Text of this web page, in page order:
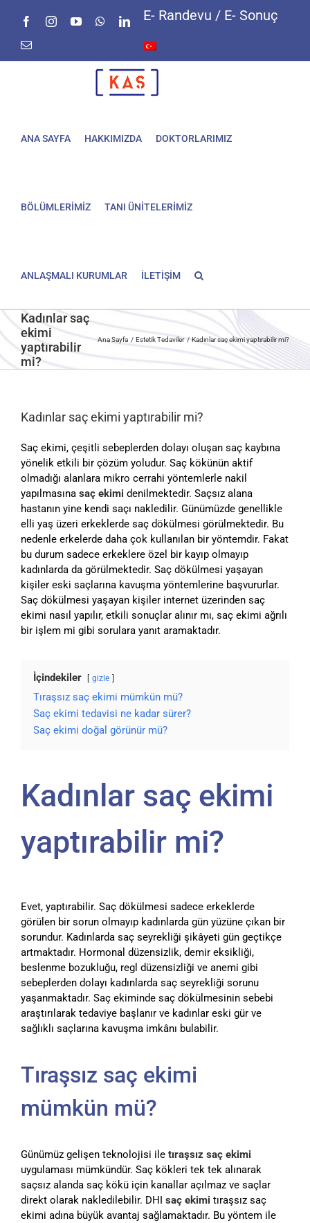
FacebookInstagramYouTubeWhatsAppLinkedIn
E-
E- Randevu / E- Sonuç
ANA SAYFA HAKKIMIZDA DOKTORLARIMIZ
BÖLÜMLERİMİZ TANI ÜNİTELERİMİZ
ANLAŞMALI KURUMLAR İLETİŞİM
Kadınlar saç
ekimi
yaptırabilir
mi?
Ana Sayfa Estetik Tedaviler Kadınlar saç ekimi yaptırabilir mi?
Kadınlar saç ekimi yaptırabilir mi?
Saç ekimi, çeşitli sebeplerden dolayı oluşan saç kaybına
yönelik etkili bir çözüm yoludur. Saç kökünün aktif
olmadığı alanlara mikro cerrahi yöntemlerle nakil
yapılmasına saç ekimi denilmektedir. Saçsız alana
hastanın yine kendi saçı nakledilir. Günümüzde genellikle
elli yaş üzeri erkeklerde saç dökülmesi görülmektedir. Bu
nedenle erkelerde daha çok kullanılan bir yöntemdir. Fakat
bu durum sadece erkeklere özel bir kayıp olmayıp
kadınlarda da görülmektedir. Saç dökülmesi yaşayan
kişiler eski saçlarına kavuşma yöntemlerine başvururlar.
Saç dökülmesi yaşayan kişiler internet üzerinden saç
ekimi nasıl yapılır, etkili sonuçlar alınır mı, saç ekimi ağrılı
bir işlem mi gibi sorulara yanıt aramaktadır.
İçindekiler gizle
Tıraşsız saç ekimi mümkün mü?
Saç ekimi tedavisi ne kadar sürer?
Saç ekimi doğal görünür mü?
Kadınlar saç ekimi
yaptırabilir mi?
Evet, yaptırabilir. Saç dökülmesi sadece erkeklerde
görülen bir sorun olmayıp kadınlarda gün yüzüne çıkan bir
sorundur. Kadınlarda saç seyrekliği şikâyeti gün geçtikçe
artmaktadır. Hormonal düzensizlik, demir eksikliği,
beslenme bozukluğu, regl düzensizliği ve anemi gibi
sebeplerden dolayı kadınlarda saç seyrekliği sorunu
yaşanmaktadır. Saç ekiminde saç dökülmesinin sebebi
araştırılarak tedaviye başlanır ve kadınlar eski gür ve
sağlıklı saçlarına kavuşma imkânı bulabilir.
Tıraşsız saç ekimi
mümkün mü?
Günümüz gelişen teknolojisi ile tıraşsız saç ekimi
uygulaması mümkündür. Saç kökleri tek tek alınarak
saçsız alanda saç kökü için kanallar açılmaz ve saçlar
direkt olarak nakledilebilir. DHI saç ekimi tıraşsız saç
ekimi adına büyük avantaj sağlamaktadır. Bu yöntem ile